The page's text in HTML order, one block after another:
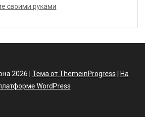
своими руками
2026 | Тема от ThemeinProgress
На
WordPress